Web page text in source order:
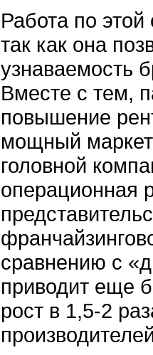
Работа по
так как она
узнаваемость
Вместе с тем,
повышение
мощный
головной
операционная
сравнению с
приводит еще
рост в 1,5-2